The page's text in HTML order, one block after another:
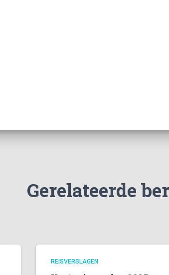
Gerelateerde
REISVERSLAGEN